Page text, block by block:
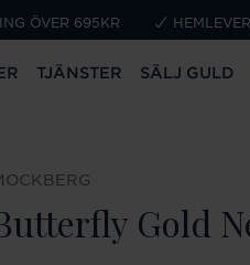
ÖVER 695KR
TJÄNSTER SÄLJ GULD
Gold